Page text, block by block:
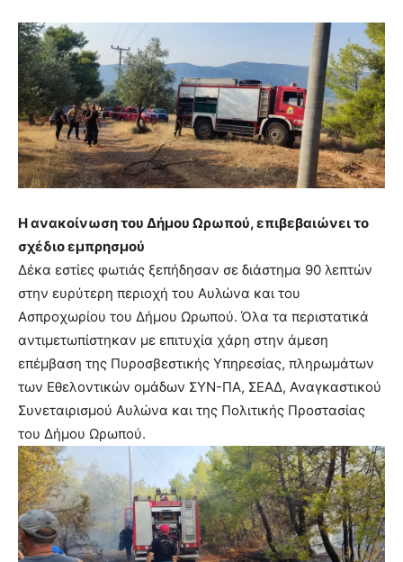
Η ανακοίνωση του Δήμου Ωρωπού, επιβεβαιώνει το
σχέδιο εμπρησμού
Δέκα εστίες φωτιάς ξεπήδησαν σε διάστημα 90 λεπτών
στην ευρύτερη περιοχή του Αυλώνα και του
Ασπροχωρίου του Δήμου Ωρωπού. Όλα τα περιστατικά
αντιμετωπίστηκαν με επιτυχία χάρη στην άμεση
επέμβαση της Πυροσβεστικής Υπηρεσίας, πληρωμάτων
των Εθελοντικών ομάδων ΣΥΝ-ΠΑ, ΣΕΑΔ, Αναγκαστικού
Συνεταιρισμού Αυλώνα και της Πολιτικής Προστασίας
του Δήμου Ωρωπού.